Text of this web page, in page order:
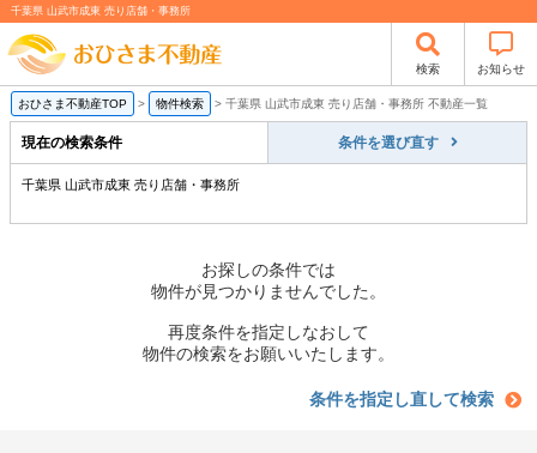
千葉県 山武市成東 売り店舗・事務所
検索 お知らせ
おひさま不動産TOP > 物件検索 > 千葉県 山武市成東 売り店舗・事務所 不動産一覧
現在の検索条件 条件を選び直す
千葉県 山武市成東 売り店舗・事務所
お探しの条件では
物件が見つかりませんでした。
再度条件を指定しなおして
物件の検索をお願いいたします。
条件を指定し直して検索